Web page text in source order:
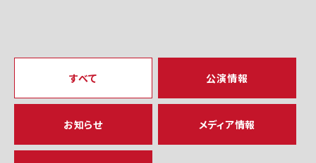
すべて 公演情報
お知らせ メディア情報